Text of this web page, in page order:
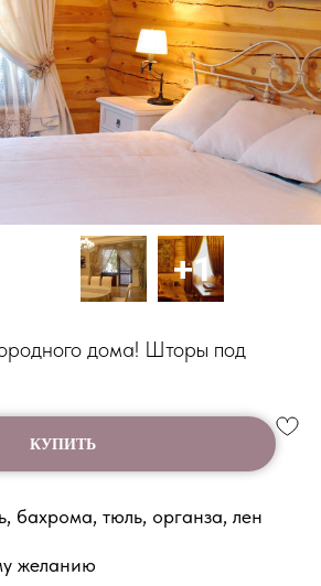
дома! Шторы под
КУПИТЬ
бахрома, тюль, органза, лен
желанию